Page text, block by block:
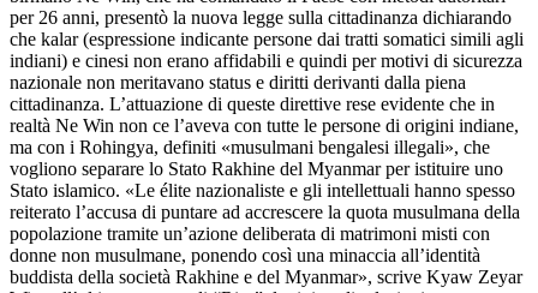
per 26 anni, presentò la nuova legge sulla cittadinanza dichiarando
che kalar (espressione indicante persone dai tratti somatici simili agli
indiani) e cinesi non erano affidabili e quindi per motivi di sicurezza
nazionale non meritavano status e diritti derivanti dalla piena
cittadinanza. L’attuazione di queste direttive rese evidente che in
realtà Ne Win non ce l’aveva con tutte le persone di origini indiane,
ma con i Rohingya, definiti «musulmani bengalesi illegali», che
vogliono separare lo Stato Rakhine del Myanmar per istituire uno
Stato islamico. «Le élite nazionaliste e gli intellettuali hanno spesso
reiterato l’accusa di puntare ad accrescere la quota musulmana della
popolazione tramite un’azione deliberata di matrimoni misti con
donne non musulmane, ponendo così una minaccia all’identità
buddista della società Rakhine e del Myanmar», scrive Kyaw Zeyar